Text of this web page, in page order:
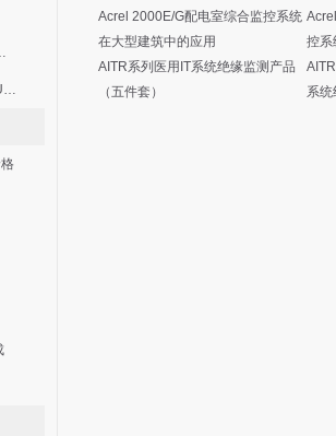
送器
AFL-T分流器/ARU浪涌保护器
Acrel 2000E/G配电室综合监控系统
在大型建筑中的应用
控系
AITR系列医用IT系统绝缘监测产品
（五件套）
系